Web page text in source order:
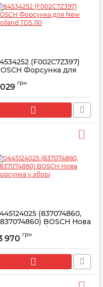
(F002C7Z397)
Форсунка для
029 грн
(837074860,
BOSCH Нова
форсунка у зборі
0445124025
970 грн